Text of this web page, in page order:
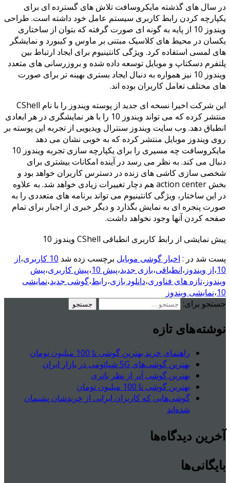
در سال های گذشته مایکروسافت تلاش های گسترده ای برای
یکپارچه کردن رابط کاربری سیستم عامل خود داشته است. طراحی
ویندوز 10 از پایه به گونه ای صورت گرفته که بتوان از ساختاری
یکسان در محیط های کلاسیک مبتنی بر ماوس و کیبورد و نمایشگر
های لمسی استفاده کرد. ویژگی کانتینیوم برای ایجاد ارتباط بین
پلتفرم دسکتاپ و موبایل توسعه داده شده و بروزرسانی های متعدد
ویندوز 10 نیز همواره به دنبال ایجاد بستری بهینه تر برای صورت
های مختلف تعامل کاربران بوده اند.
این شرکت اخیرا نسخه ای جدید از پوسته ویندوز را با نام CShell
منتشر کرده که می تواند ویندوز 10 را با هر نمایشگری در هر ابعادی
انطباق دهد. وب سایت ویندوز سنترال ویدیویی از تجربه این پوسته بر
روی ویندوز موبایل منتشر کرده که به خوبی نشان می دهد
مایکروسافت چه مسیری را برای یکپارچه سازی تجربه ویندوز 10
دنبال می کند. به نظر می رسد در آینده امکانات بیشتری برای
شخصی سازی کاشی های زنده در دسترس کاربران خواهد بود و
بخش action center هم دچار تغییرات زیادی خواهد شد. به علاوه
در این ساختار، ویژگی کانتینیوم می تواند برنامه های متعددی را به
صورت پنجره ای به نمایش بگذارد و دیگر خبری از اجبار برای تمام
صفحه کردن آنها وجود نخواهد داشت.
پیش نمایشی از رابط کاربری انطباقی CShell ویندوز 10
پست شد در : اخبار گوشی موبایل برچسب زده شد 10 کاربری ،از
10،از ویندوز ،انطباقی،بازی جدید،پیش 10 ،پیش کاربری،پیش
ویندوز ،تازه های فناوری،دانلود بازی،رابط،گوشی جدید،نمایشی
10،نمایشی ویندوز
جستجو برای:
نوشته‌های تازه
راهنمای خرید بهترین گوشی تا 100 میلیون تومان
بهترین گوشی‌های 5G شیائومی در بازار ایران
بهترین گوشی آنر از نظر باتری
بهترین گوشی تا 100 میلیون تومان
گوشی‌هایی که کاربران ایرانی از خریدشان پشیمان
شده‌اند
آخرین دیدگاه‌ها
بایگانی‌ها